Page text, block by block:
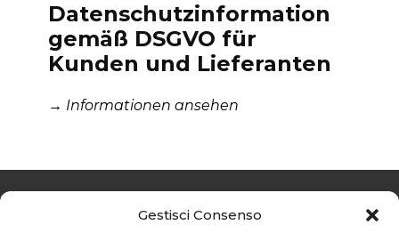
Gestisci Consenso
Datenschutzinformation
gemäß DSGVO für
Kunden und Lieferanten
→ Informationen ansehen